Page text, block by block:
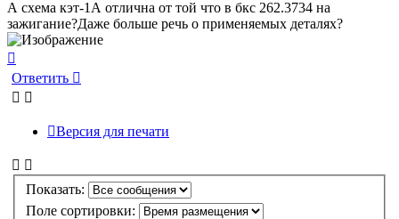
А схема кэт-1А отлична от той что в бкс 262.3734 на
зажигание?Даже больше речь о применяемых деталях?
к
началу
Ответить
Версия для печати
Показать:
Поле сортировки: